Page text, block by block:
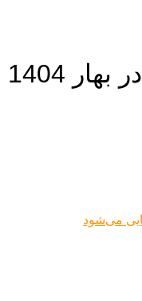
گلکسی S25 اسلیم در بهار 1404